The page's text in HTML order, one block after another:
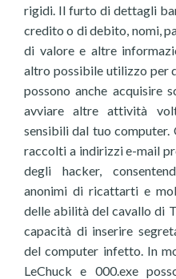
rigidi. Il furto di dettagli
credito o di debito, nomi,
di valore e altre
altro possibile utilizzo per
possono anche acquisire
avviare altre attività
sensibili dal tuo computer.
raccolti a indirizzi e-mail
degli hacker,
anonimi di ricattarti e
delle abilità del cavallo di
capacità di inserire
del computer infetto. In
LeChuck e 000.exe